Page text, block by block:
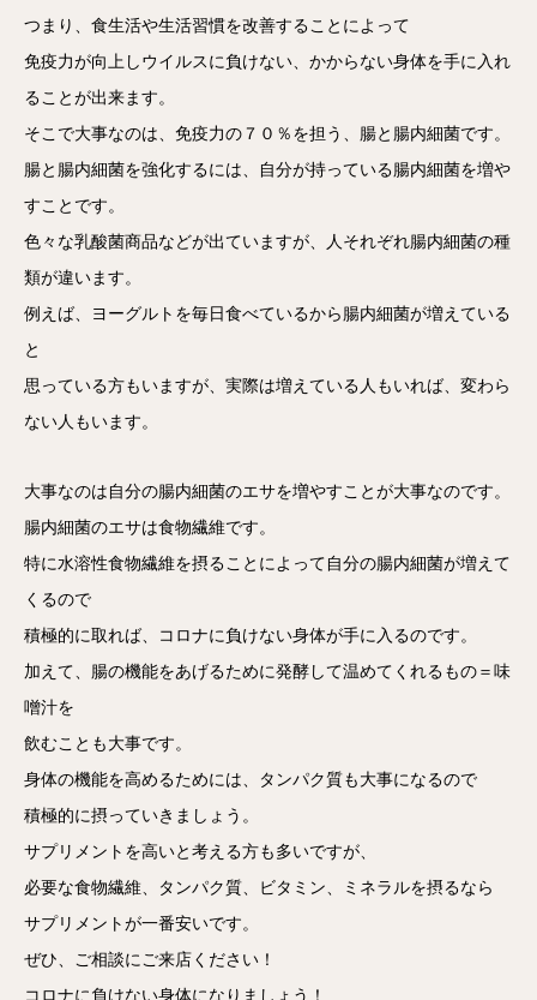
つまり、食生活や生活習慣を改善することによって
免疫力が向上しウイルスに負けない、かからない身体を手に入れ
ることが出来ます。
そこで大事なのは、免疫力の７０％を担う、腸と腸内細菌です。
腸と腸内細菌を強化するには、自分が持っている腸内細菌を増や
すことです。
色々な乳酸菌商品などが出ていますが、人それぞれ腸内細菌の種
類が違います。
例えば、ヨーグルトを毎日食べているから腸内細菌が増えている
と
思っている方もいますが、実際は増えている人もいれば、変わら
ない人もいます。
大事なのは自分の腸内細菌のエサを増やすことが大事なのです。
腸内細菌のエサは食物繊維です。
特に水溶性食物繊維を摂ることによって自分の腸内細菌が増えて
くるので
積極的に取れば、コロナに負けない身体が手に入るのです。
加えて、腸の機能をあげるために発酵して温めてくれるもの＝味
噌汁を
飲むことも大事です。
身体の機能を高めるためには、タンパク質も大事になるので
積極的に摂っていきましょう。
サプリメントを高いと考える方も多いですが、
必要な食物繊維、タンパク質、ビタミン、ミネラルを摂るなら
サプリメントが一番安いです。
ぜひ、ご相談にご来店ください！
コロナに負けない身体になりましょう！